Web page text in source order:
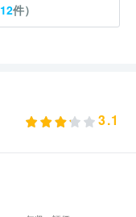
12件）
3.1